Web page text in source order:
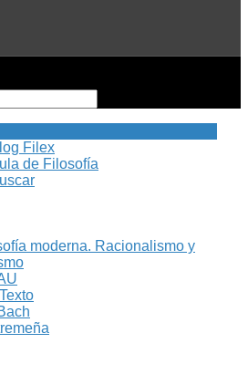
Filex
de Filosofía
moderna. Racionalismo y